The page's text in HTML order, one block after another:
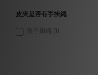
皮夾是否有手掛繩
無手掛繩 (1)